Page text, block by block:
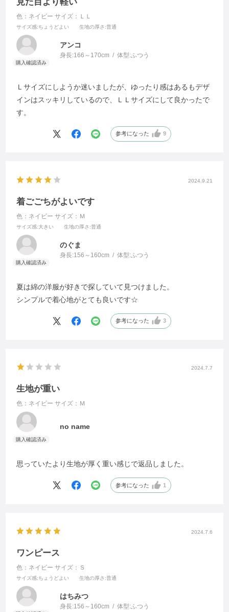
色：ネイビー サイズ：ＬＬ
サイズ感:ちょうどよい 生地の厚さ :普通
アンコ
身長:166～170cm 体型:ふつう
Ｌサイズにしようか迷いましたが、ゆったり感はあるもデザ
インはスッキリしているので、ＬＬサイズにして良かったで
す。
参考になった 9
2024.9.21
着ごごちがよいです
色：ネイビー サイズ：Ｍ
サイズ感:大きい 生地の厚さ :普通
のぐま
身長:156～160cm 体型:ふつう
夏は綿の洋服が好きで探していて見つけました。
シンプルで着心地がとても良いです☆
参考になった 3
2024.7.7
生地が重い
色：ネイビー サイズ：Ｍ
no name
思っていたより生地が厚く重い感じで返品しました。
参考になった 1
2024.7.6
ワンピース
色：ネイビー サイズ：Ｓ
サイズ感:ちょうどよい 生地の厚さ :普通
はちみつ
身長:156～160cm 体型:ふつう